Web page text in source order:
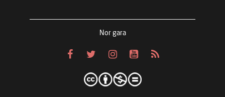
Nor gara